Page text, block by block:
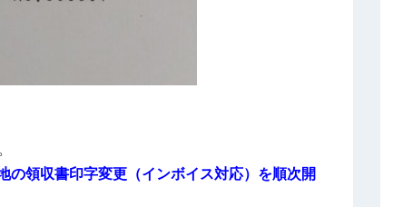
の領収書印字変更（インボイス対応）を順次開